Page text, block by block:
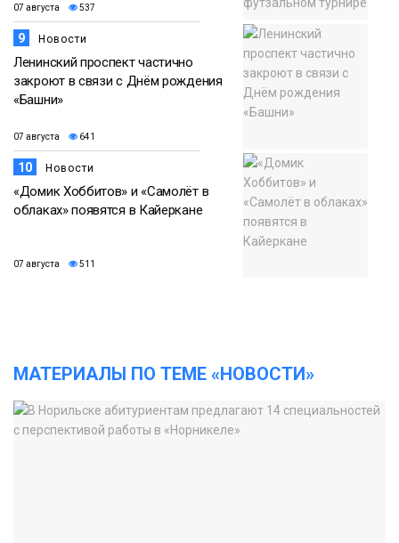
07 августа 537
9 Новости
Ленинский проспект частично
закроют в связи с Днём рождения
«Башни»
07 августа 641
10 Новости
«Домик Хоббитов» и «Самолёт в
облаках» появятся в Кайеркане
07 августа 511
МАТЕРИАЛЫ ПО ТЕМЕ «НОВОСТИ»